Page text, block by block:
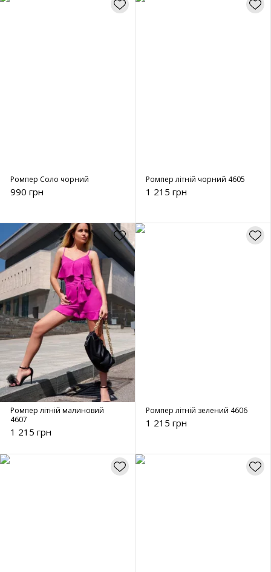
Ромпер Соло чорний
990 грн
Ромпер літній чорний 4605
1 215 грн
Ромпер літній малиновий
4607
1 215 грн
Ромпер літній зелений 4606
1 215 грн